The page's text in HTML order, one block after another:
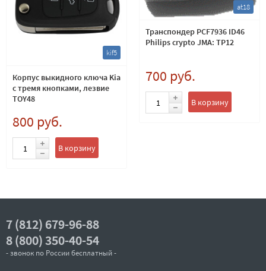
kif5
Корпус выкидного ключа Kia
с тремя кнопками, лезвие
TOY48
800 руб.
В корзину
at18
Транспондер PCF7936 ID46
Philips crypto JMA: TP12
700 руб.
В корзину
7 (812) 679-96-88
8 (800) 350-40-54
- звонок по России бесплатный -